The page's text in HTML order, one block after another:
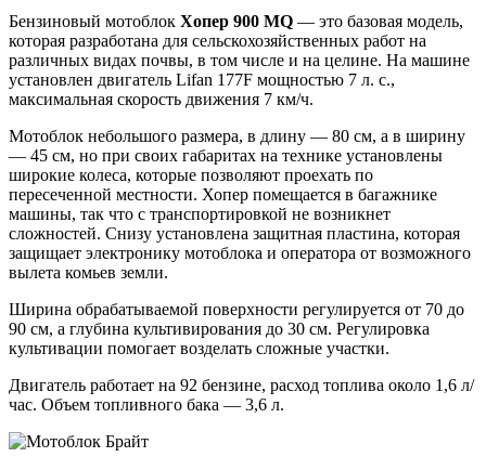
Бензиновый мотоблок Хопер 900 MQ — это базовая модель,
которая разработана для сельскохозяйственных работ на
различных видах почвы, в том числе и на целине. На машине
установлен двигатель Lifan 177F мощностью 7 л. с.,
максимальная скорость движения 7 км/ч.
Мотоблок небольшого размера, в длину — 80 см, а в ширину
— 45 см, но при своих габаритах на технике установлены
широкие колеса, которые позволяют проехать по
пересеченной местности. Хопер помещается в багажнике
машины, так что с транспортировкой не возникнет
сложностей. Снизу установлена защитная пластина, которая
защищает электронику мотоблока и оператора от возможного
вылета комьев земли.
Ширина обрабатываемой поверхности регулируется от 70 до
90 см, а глубина культивирования до 30 см. Регулировка
культивации помогает возделать сложные участки.
Двигатель работает на 92 бензине, расход топлива около 1,6 л/
час. Объем топливного бака — 3,6 л.